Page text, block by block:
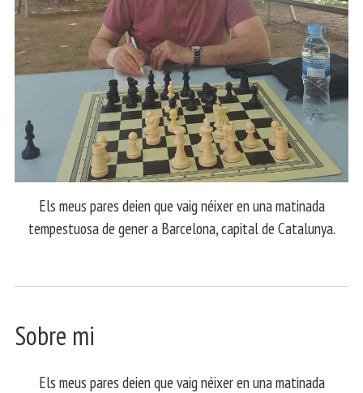
Els meus pares deien que vaig néixer en una matinada
tempestuosa de gener a Barcelona, capital de Catalunya.
Sobre mi
Els meus pares deien que vaig néixer en una matinada